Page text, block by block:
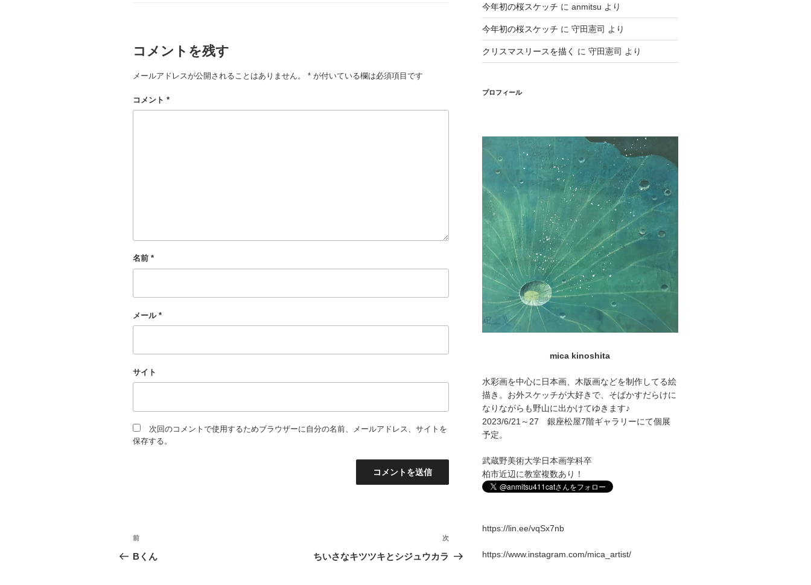
コメントを残す
メールアドレスが公開されることはありません。 * が付いている欄は必須項目です
コメント *
名前 *
メール *
サイト
次回のコメントで使用するためブラウザーに自分の名前、メールアドレス、サイトを
保存する。
投
稿
過
の
前
Bくん
次
次
ちいさなキツツキとシジュウカラ
今年初の桜スケッチ に anmitsu より
今年初の桜スケッチ に 守田憲司 より
クリスマスリースを描く に 守田憲司 より
プロフィール
mica kinoshita
水彩画を中心に日本画、木版画などを制作してる絵
描き。お外スケッチが大好きで、そばかすだらけに
なりながらも野山に出かけてゆきます♪
2023/6/21～27 銀座松屋7階ギャラリーにて個展
予定。
武蔵野美術大学日本画学科卒
柏市近辺に教室複数あり！
https://lin.ee/vqSx7nb
https://www.instagram.com/mica_artist/